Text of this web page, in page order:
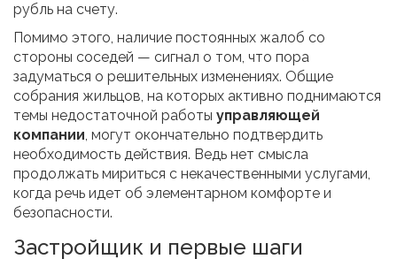
рубль на счету.
Помимо этого, наличие постоянных жалоб со
стороны соседей — сигнал о том, что пора
задуматься о решительных изменениях. Общие
собрания жильцов, на которых активно поднимаются
темы недостаточной работы управляющей
компании, могут окончательно подтвердить
необходимость действия. Ведь нет смысла
продолжать мириться с некачественными услугами,
когда речь идет об элементарном комфорте и
безопасности.
Застройщик и первые шаги